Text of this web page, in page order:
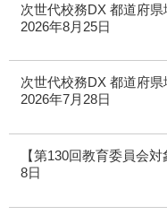
次世代校務DX 都道府県
2026年8月25日
次世代校務DX 都道府県
2026年7月28日
【第130回教育委員会
8日